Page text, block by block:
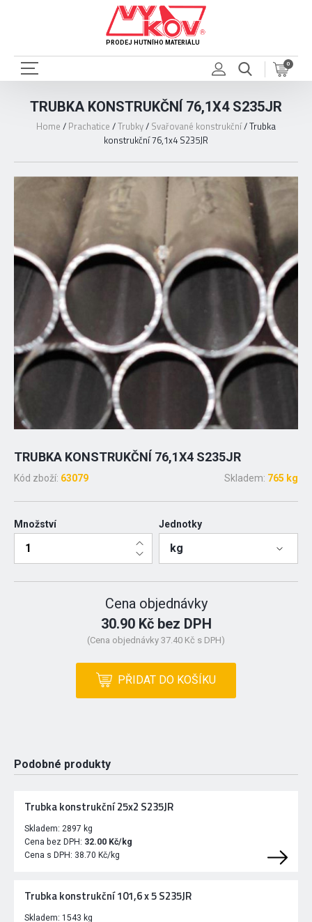
PRODEJ HUTNÍHO MATERIÁLU
0
TRUBKA KONSTRUKČNÍ 76,1X4 S235JR
Home / Prachatice /Trubky/ Svařované konstrukční/Trubka
konstrukční 76,1x4 S235JR
TRUBKA KONSTRUKČNÍ 76,1X4 S235JR
Kód zboží: 63079 Skladem: 765 kg
Množství Jednotky
kg
Cena objednávky
30.90 Kč bez DPH
(Cena objednávky 37.40 Kč s DPH)
PŘIDAT DO KOŠÍKU
Podobné produkty
Trubka konstrukční 25x2 S235JR
Skladem: 2897 kg
Cena bez DPH: 32.00 Kč/kg
Cena s DPH: 38.70 Kč/kg
Trubka konstrukční 101,6 x 5 S235JR
Skladem: 1543 kg